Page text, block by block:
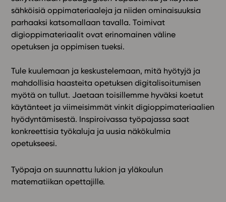
sähköisiä oppimateriaaleja ja niiden ominaisuuksia
parhaaksi katsomallaan tavalla. Toimivat
digioppimateriaalit ovat erinomainen väline
opetuksen ja oppimisen tueksi.
Tule kuulemaan ja keskustelemaan, mitä hyötyjä ja
mahdollisia haasteitaopetuksen digitalisoitumisen
myötä on tullut. Jaetaan toisillemme hyväksi koetut
käytänteet ja viimeisimmät vinkit digioppimateriaalien
hyödyntämisestä. Inspiroivassa työpajassa saat
konkreettisia työkaluja ja uusia näkökulmia
opetukseesi.
Työpaja on suunnattu lukion ja yläkoulun
matematiikan opettajille.